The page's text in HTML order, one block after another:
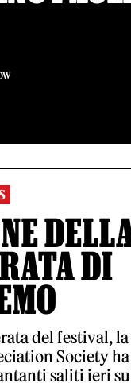
DI
del festival, la
Society ha
saliti ieri